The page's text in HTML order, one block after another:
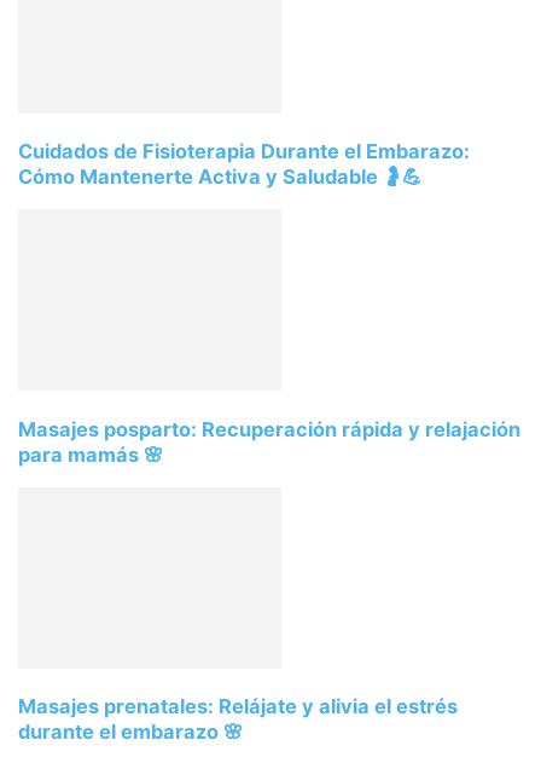
Cuidados de Fisioterapia Durante el Embarazo:
Cómo Mantenerte Activa y Saludable 🤰💪
Masajes posparto: Recuperación rápida y relajación
para mamás 🌸
Masajes prenatales: Relájate y alivia el estrés
durante el embarazo 🌸